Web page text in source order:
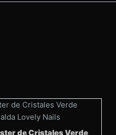
de Cristales Verde